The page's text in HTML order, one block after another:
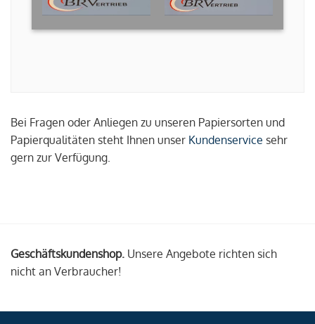
Bei Fragen oder Anliegen zu unseren Papiersorten und
Papierqualitäten steht Ihnen unser Kundenservice sehr
gern zur Verfügung.
Geschäftskundenshop. Unsere Angebote richten sich
nicht an Verbraucher!